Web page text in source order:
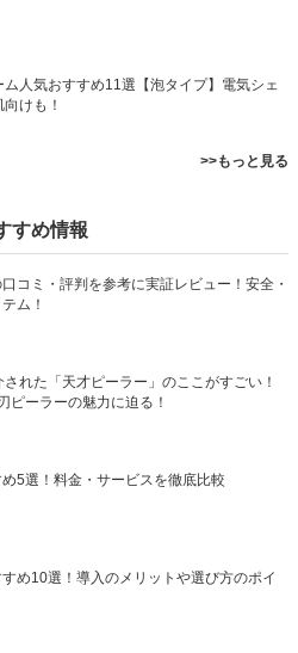
ム人気おすすめ11選【泡タイプ】電気シェ
けも！
>>もっと見る
すめ情報
コミ・評判を参考に実証レビュー！安全・
ム！
れた「天才ピーラー」のここがすごい！
ピーラーの魅力に迫る！
5選！料金・サービスを徹底比較
め10選！導入のメリットや選び方のポイ